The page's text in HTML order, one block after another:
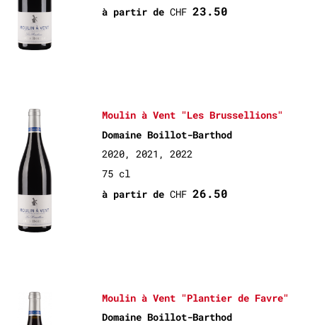
à partir de CHF23.50
Moulin à Vent "Les Brussellions"
Domaine Boillot-Barthod
2020, 2021, 2022
75 cl
à partir de CHF26.50
Moulin à Vent "Plantier de Favre"
Domaine Boillot-Barthod